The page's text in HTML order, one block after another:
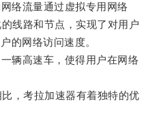
流量通过虚拟专用网络
线路和节点，实现了对用户
的网络访问速度。
高速车，使得用户在网络
考拉加速器有着独特的优